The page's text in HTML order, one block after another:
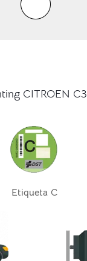
CITROEN C3
Etiqueta C